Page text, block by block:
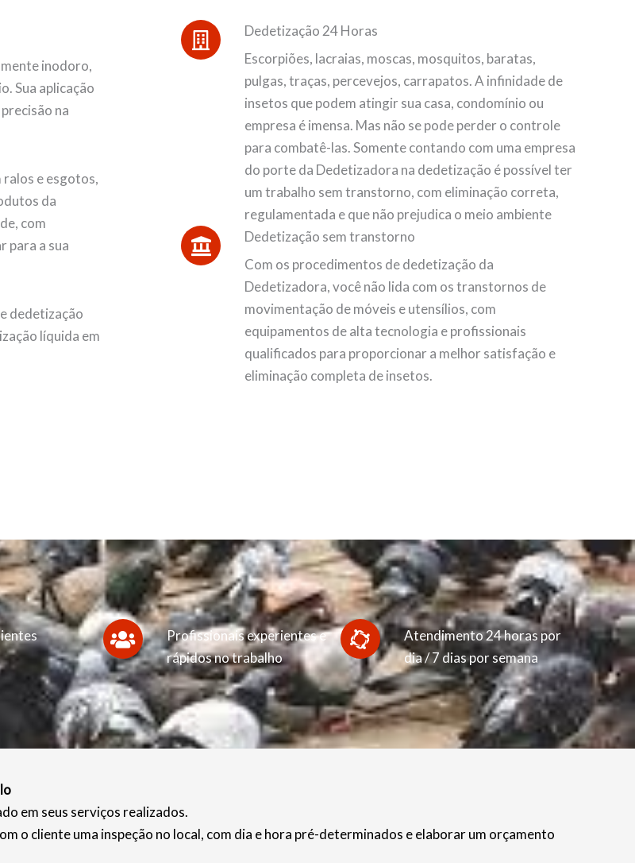
inodoro,
Sua aplicação
na
e esgotos,
da
com
para a sua
dedetização
líquida em
Dedetização 24 Horas
Escorpiões, lacraias, moscas, mosquitos, baratas,
pulgas, traças, percevejos, carrapatos. A infinidade de
insetos que podem atingir sua casa, condomínio ou
empresa é imensa. Mas não se pode perder o controle
para combatê-las. Somente contando com uma empresa
do porte da Dedetizadora na dedetização é possível ter
um trabalho sem transtorno, com eliminação correta,
regulamentada e que não prejudica o meio ambiente
Dedetização sem transtorno
Com os procedimentos de dedetização da
Dedetizadora, você não lida com os transtornos de
movimentação de móveis e utensílios, com
equipamentos de alta tecnologia e profissionais
qualificados para proporcionar a melhor satisfação e
eliminação completa de insetos.
Profissionais experientes e
rápidos no trabalho
Atendimento 24 horas por
dia / 7 dias por semana
em seus serviços realizados.
o cliente uma inspeção no local, com dia e hora pré-determinados e elaborar um orçamento